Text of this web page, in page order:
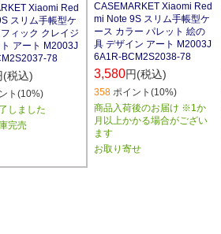
Xiaomi Red
スリム手帳型ケ
ィック クレイジ
アート M2003J
78
(税込)
ト(10%)
しました
完売
CASEMARKET Xiaomi Red
mi Note 9S スリム手帳型ケ
ース カラー パレット 絵の
具 デザイン アート M2003J
6A1R-BCM2S2038-78
3,580円(税込)
358 ポイント(10%)
商品入荷後のお届け ※1か
月以上かかる場合がござい
ます
お取り寄せ